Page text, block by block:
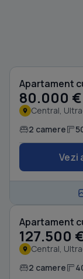
Apartament
80.000 €
Central,
2 camere
Vezi
127.500
Central,
2 camere